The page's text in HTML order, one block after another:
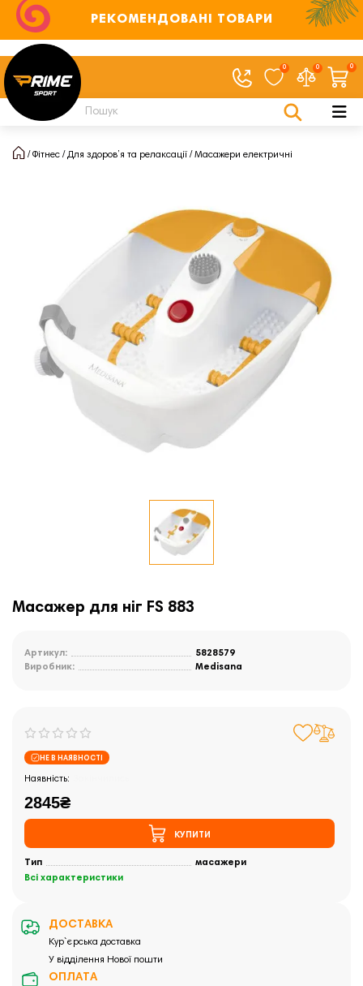
РЕКОМЕНДОВАНІ ТОВАРИ
0 0 0
Фітнес Для здоров’я та релаксації Масажери електричні
Масажер для ніг FS 883
Артикул:
5828579
Виробник:
Medisana
НЕ В НАЯВНОСТІ
2845₴
КУПИТИ
Тип
масажери
Всі характеристики
ДОСТАВКА
Кур`єрська доставка
У відділення Нової пошти
ОПЛАТА